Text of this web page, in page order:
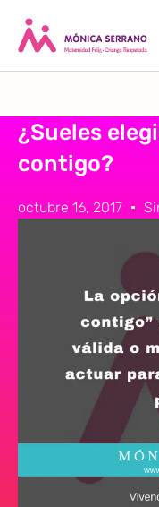
¿Sueles
contigo?
octubre 16, 2017